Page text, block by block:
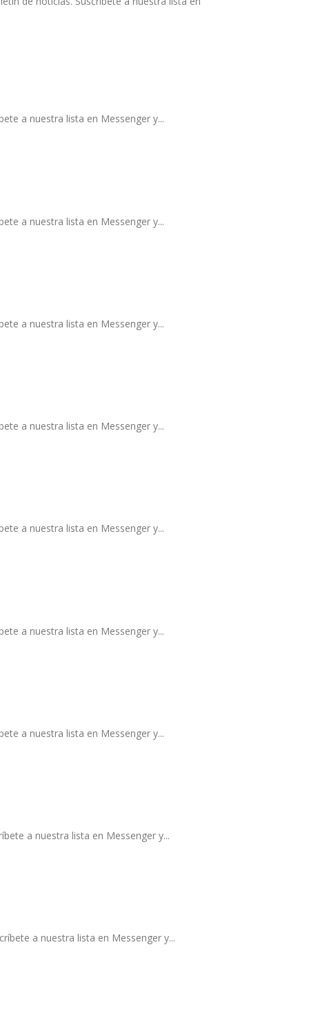
a nuestra lista en Messenger y...
a nuestra lista en Messenger y...
a nuestra lista en Messenger y...
a nuestra lista en Messenger y...
a nuestra lista en Messenger y...
a nuestra lista en Messenger y...
a nuestra lista en Messenger y...
a nuestra lista en Messenger y...
a nuestra lista en Messenger y...